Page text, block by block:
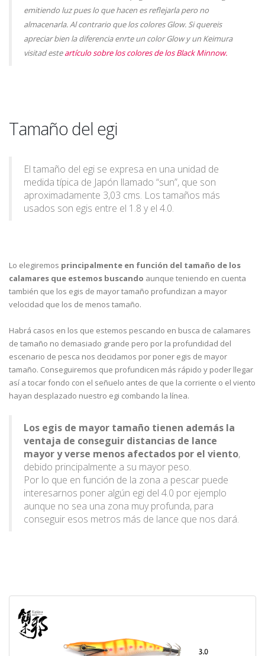
emitiendo luz pues lo que hacen es reflejarla pero no
almacenarla. Al contrario que los colores Glow. Si quereis
apreciar bien la diferencia enrte un color Glow y un Keimura
visitad esteartículo sobre los colores de los Black Minnow.
Tamaño del egi
El tamaño del egi se expresa en una unidad de
medida típica de Japón llamado “sun”, que son
aproximadamente 3,03 cms. Los tamaños más
usados son egis entre el 1.8 y el 4.0.
Lo elegiremos principalmente en función del tamaño de los
calamares que estemos buscando aunque teniendo en cuenta
también que los egis de mayor tamaño profundizan a mayor
velocidad que los de menos tamaño.
Habrá casos en los que estemos pescando en busca de calamares
de tamaño no demasiado grande pero por la profundidad del
escenario de pesca nos decidamos por poner egis de mayor
tamaño. Conseguiremos que profundicen más rápido y poder llegar
así a tocar fondo con el señuelo antes de que la corriente o el viento
hayan desplazado nuestro egi combando la línea.
Los egis de mayor tamaño tienen además la
ventaja de conseguir distancias de lance
mayor y verse menos afectados por el viento,
debido principalmente a su mayor peso.
Por lo que en función de la zona a pescar puede
interesarnos poner algún egi del 4.0 por ejemplo
aunque no sea una zona muy profunda, para
conseguir esos metros más de lance que nos dará.